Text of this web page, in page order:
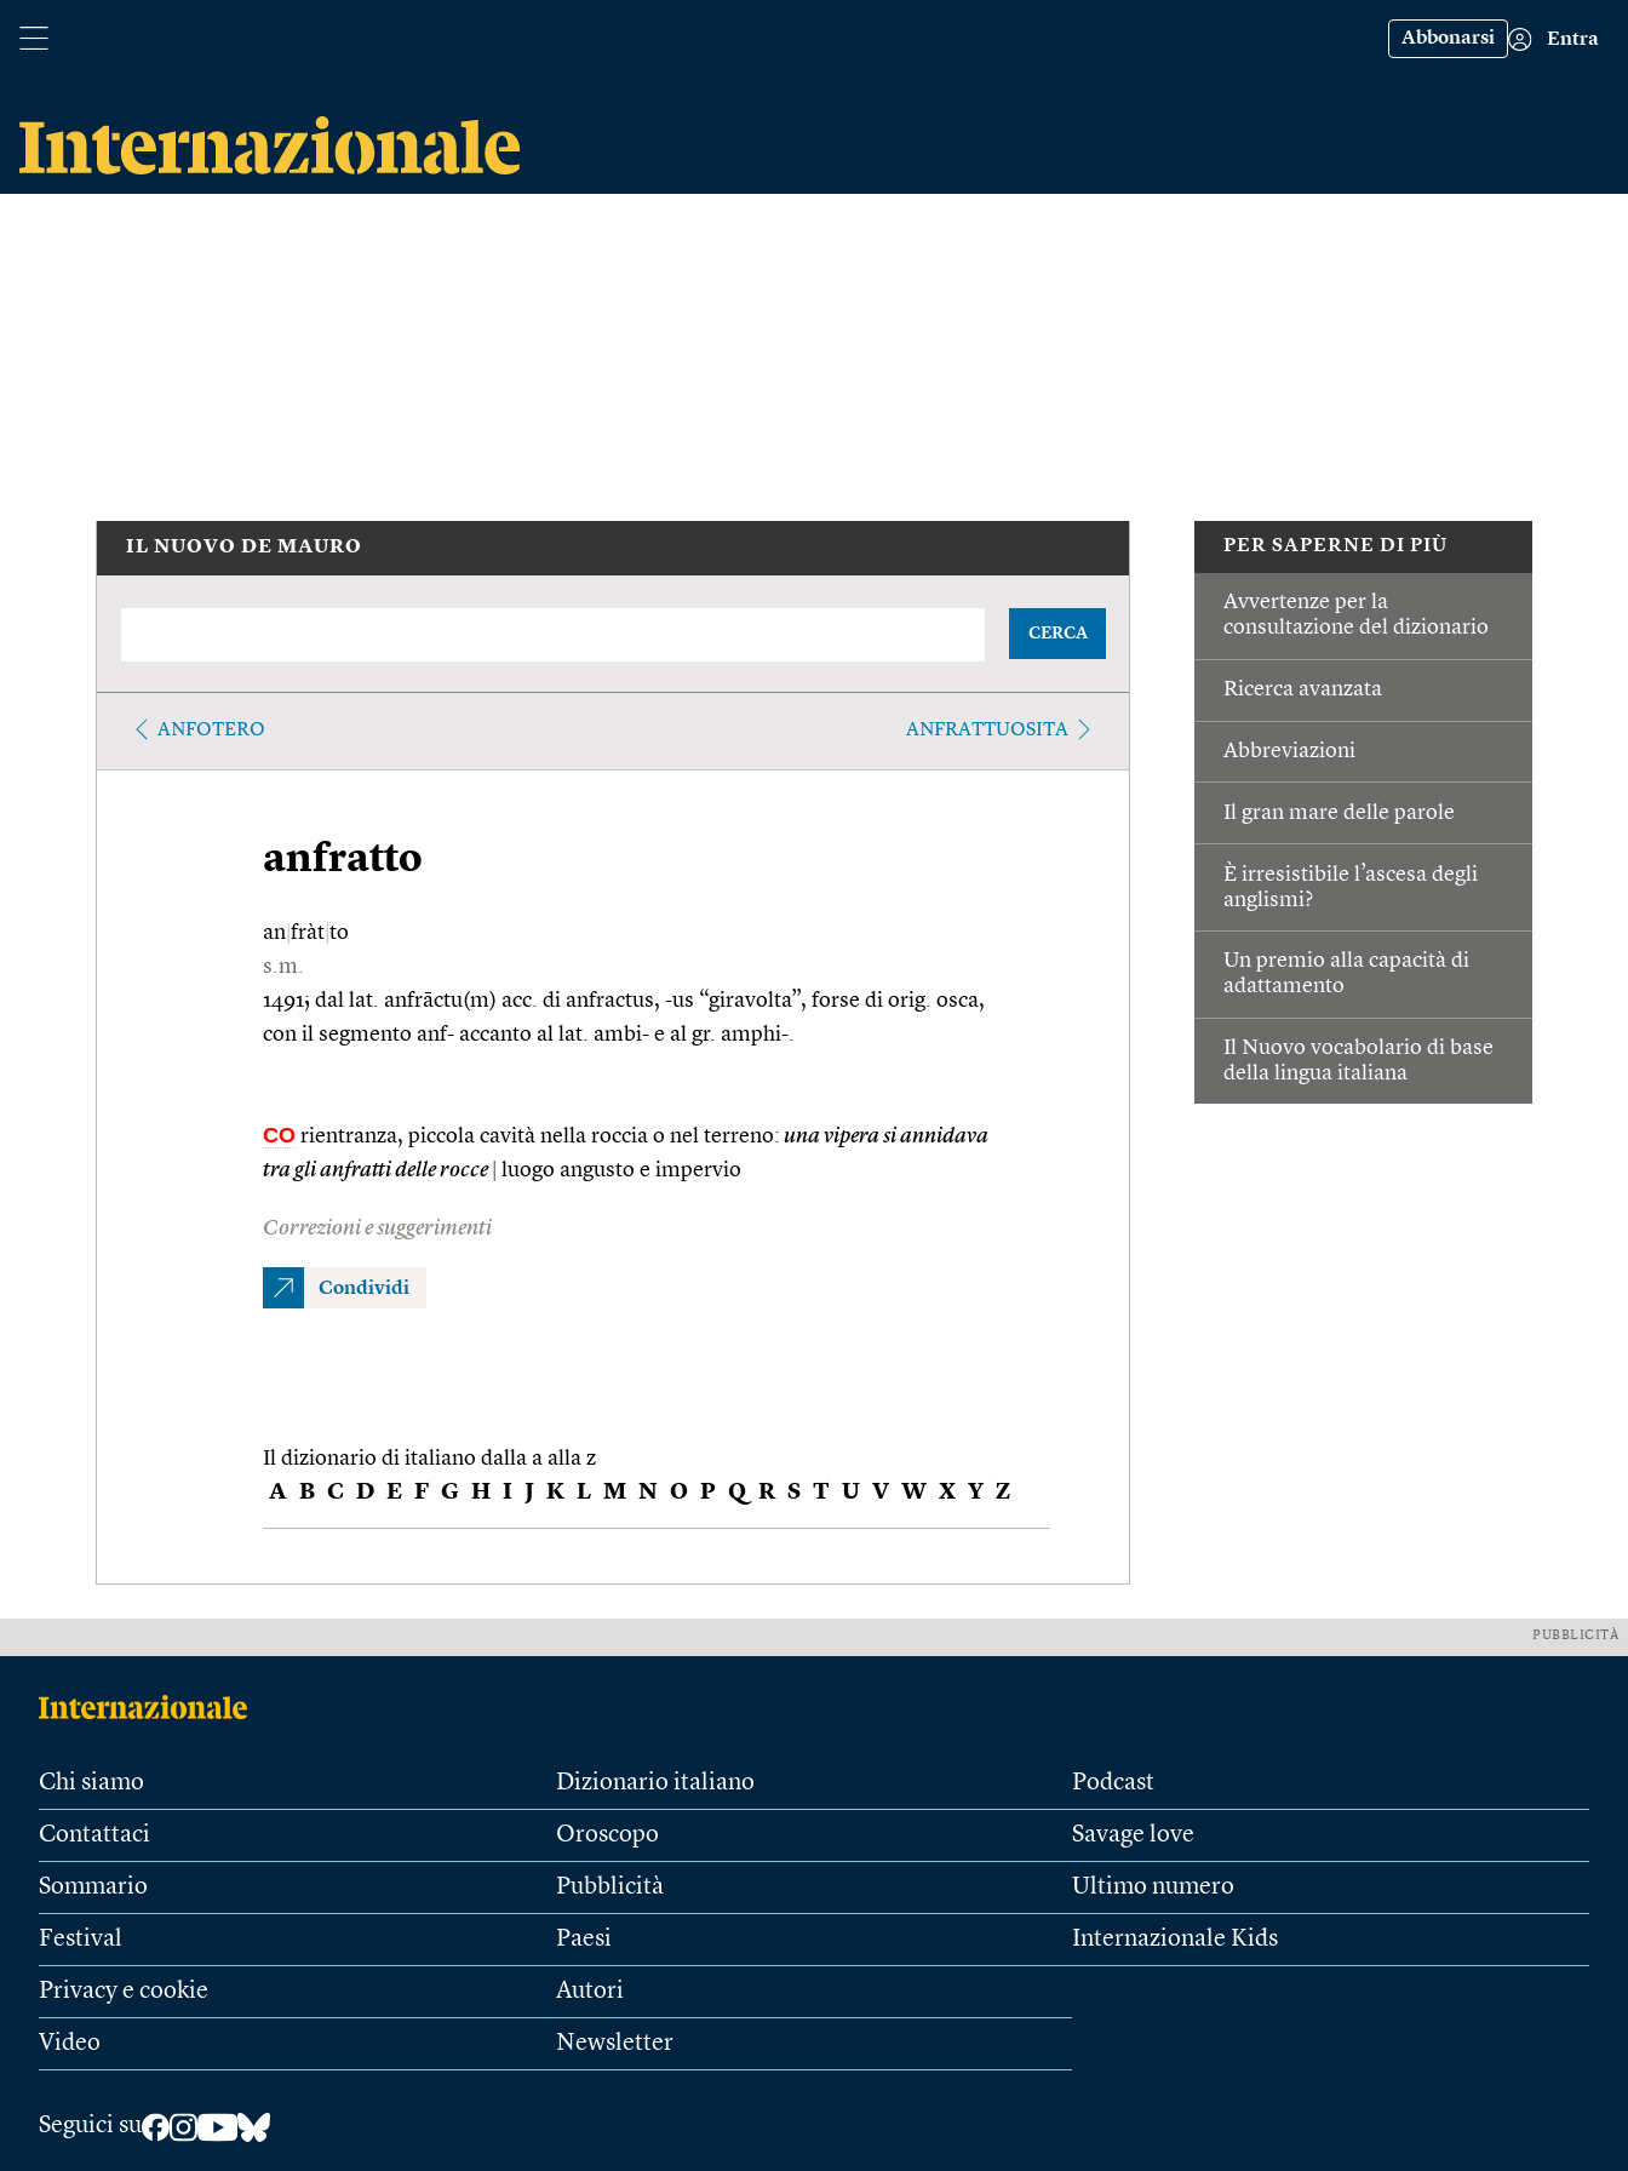
Abbonarsi Entra
PER SAPERNE DI PIÙ
Avvertenze per la
consultazione del dizionario
Ricerca avanzata
Abbreviazioni
Il gran mare delle parole
È irresistibile l’ascesa degli
anglismi?
Un premio alla capacità di
adattamento
Il Nuovo vocabolario di base
della lingua italiana
IL NUOVO DE MAURO
CERCA
ANFOTERO ANFRATTUOSITA
anfratto
an fràt to
s.m.
1491; dal lat. anfrāctu(m) acc. di anfractus, -us “giravolta”, forse di orig. osca,
con il segmento anf- accanto al lat. ambi- e al gr. amphi-.
CO rientranza, piccola cavità nella roccia o nel terreno: una vipera si annidava
tra gli anfratti delle rocce luogo angusto e impervio
Correzioni e suggerimenti
Condividi
Il dizionario di italiano dalla a alla z
A B C D E F G H I J K L M N O P Q R S T U V W X Y Z
PUBBLICITÀ
Chi siamo
Contattaci
Sommario
Festival
Privacy e cookie
Video
Dizionario italiano
Oroscopo
Pubblicità
Paesi
Autori
Newsletter
Podcast
Savage love
Ultimo numero
Internazionale Kids
Seguici su